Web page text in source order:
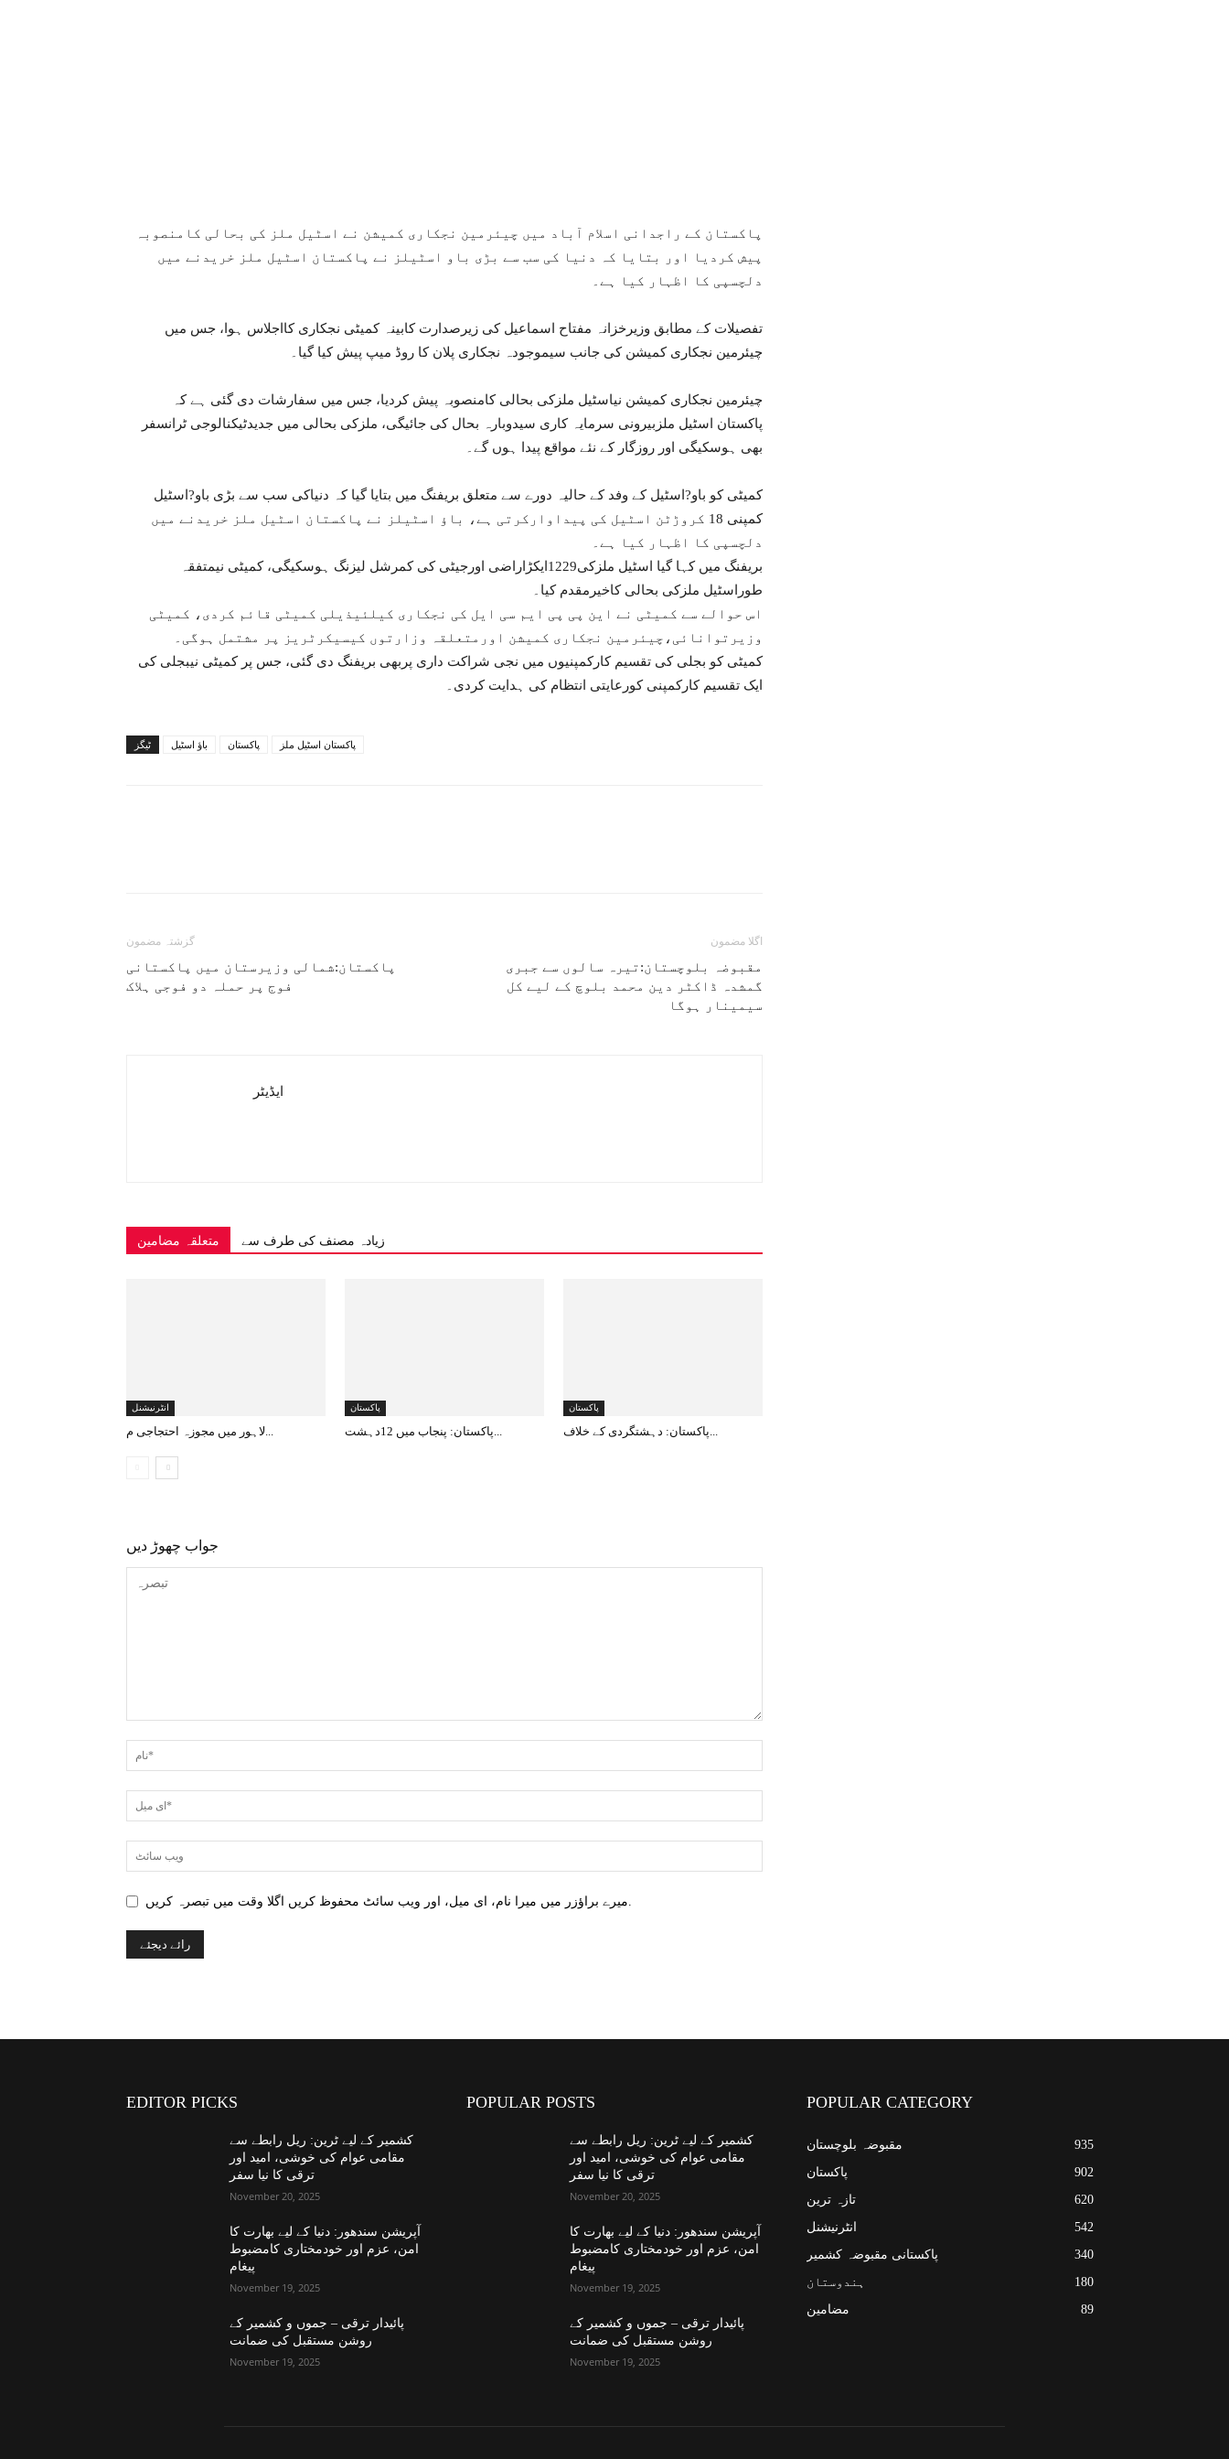
پاکستان کے راجدانی اسلام آباد میں چیئرمین نجکاری کمیشن نے اسٹیل ملز کی بحالی کامنصوبہ
پیش کردیا اور بتایا کہ دنیا کی سب سے بڑی باو اسٹیلز نے پاکستان اسٹیل ملز خریدنے میں
دلچسپی کا اظہار کیا ہے۔
تفصیلات کے مطابق وزیرخزانہ مفتاح اسماعیل کی زیرصدارت کابینہ کمیٹی نجکاری کااجلاس ہوا، جس میں
چیئرمین نجکاری کمیشن کی جانب سیموجودہ نجکاری پلان کا روڈ میپ پیش کیا گیا۔
چیئرمین نجکاری کمیشن نیاسٹیل ملزکی بحالی کامنصوبہ پیش کردیا، جس میں سفارشات دی گئی ہے کہ
پاکستان اسٹیل ملزبیرونی سرمایہ کاری سیدوبارہ بحال کی جائیگی، ملزکی بحالی میں جدیدٹیکنالوجی ٹرانسفر
بھی ہوسکیگی اور روزگار کے نئے مواقع پیدا ہوں گے۔
کمیٹی کو باو?اسٹیل کے وفد کے حالیہ دورے سے متعلق بریفنگ میں بتایا گیا کہ دنیاکی سب سے بڑی باو?اسٹیل
کمپنی 18 کروڑٹن اسٹیل کی پیداوارکرتی ہے، باؤ اسٹیلز نے پاکستان اسٹیل ملز خریدنے میں
دلچسپی کا اظہار کیا ہے۔
بریفنگ میں کہا گیا اسٹیل ملزکی1229ایکڑاراضی اورجیٹی کی کمرشل لیزنگ ہوسکیگی، کمیٹی نیمتفقہ
طوراسٹیل ملزکی بحالی کاخیرمقدم کیا۔
اس حوالے سے کمیٹی نے این پی پی ایم سی ایل کی نجکاری کیلئیذیلی کمیٹی قائم کردی، کمیٹی
وزیرتوانائی،چیئرمین نجکاری کمیشن اورمتعلقہ وزارتوں کیسیکرٹریز پر مشتمل ہوگی۔
کمیٹی کو بجلی کی تقسیم کارکمپنیوں میں نجی شراکت داری پربھی بریفنگ دی گئی، جس پر کمیٹی نیبجلی کی
ایک تقسیم کارکمپنی کورعایتی انتظام کی ہدایت کردی۔
ٹیگز باؤ اسٹیل پاکستان پاکستان اسٹیل ملز
گزشتہ مضمون
پاکستان:شمالی وزیرستان میں پاکستانی
فوج پر حملہ دو فوجی ہلاک
اگلا مضمون
مقبوضہ بلوچستان:تیرہ سالوں سے جبری
گمشدہ ڈاکٹر دین محمد بلوچ کے لیے کل
سیمینار ہوگا
ایڈیٹر
متعلقہ مضامین زیادہ مصنف کی طرف سے
انٹرنیشنل
لاہور میں مجوزہ احتجاجی م...
پاکستان
پاکستان: پنجاب میں 12دہشت...
پاکستان
پاکستان: دہشتگردی کے خلاف...
جواب چھوڑ دیں
میرے براؤزر میں میرا نام، ای میل، اور ویب سائٹ محفوظ کریں اگلا وقت میں تبصرہ کریں.
EDITOR PICKS
کشمیر کے لیے ٹرین: ریل رابطے سے
مقامی عوام کی خوشی، امید اور
ترقی کا نیا سفر
November 20, 2025
آپریشن سندھور: دنیا کے لیے بھارت کا
امن، عزم اور خودمختاری کامضبوط
پیغام
November 19, 2025
پائیدار ترقی – جموں و کشمیر کے
روشن مستقبل کی ضمانت
November 19, 2025
POPULAR POSTS
کشمیر کے لیے ٹرین: ریل رابطے سے
مقامی عوام کی خوشی، امید اور
ترقی کا نیا سفر
November 20, 2025
آپریشن سندھور: دنیا کے لیے بھارت کا
امن، عزم اور خودمختاری کامضبوط
پیغام
November 19, 2025
پائیدار ترقی – جموں و کشمیر کے
روشن مستقبل کی ضمانت
November 19, 2025
POPULAR CATEGORY
مقبوضہ بلوچستان
935
پاکستان
902
تازہ ترین
620
انٹرنیشنل
542
پاکستانی مقبوضہ کشمیر
340
ہندوستان
180
مضامین
89